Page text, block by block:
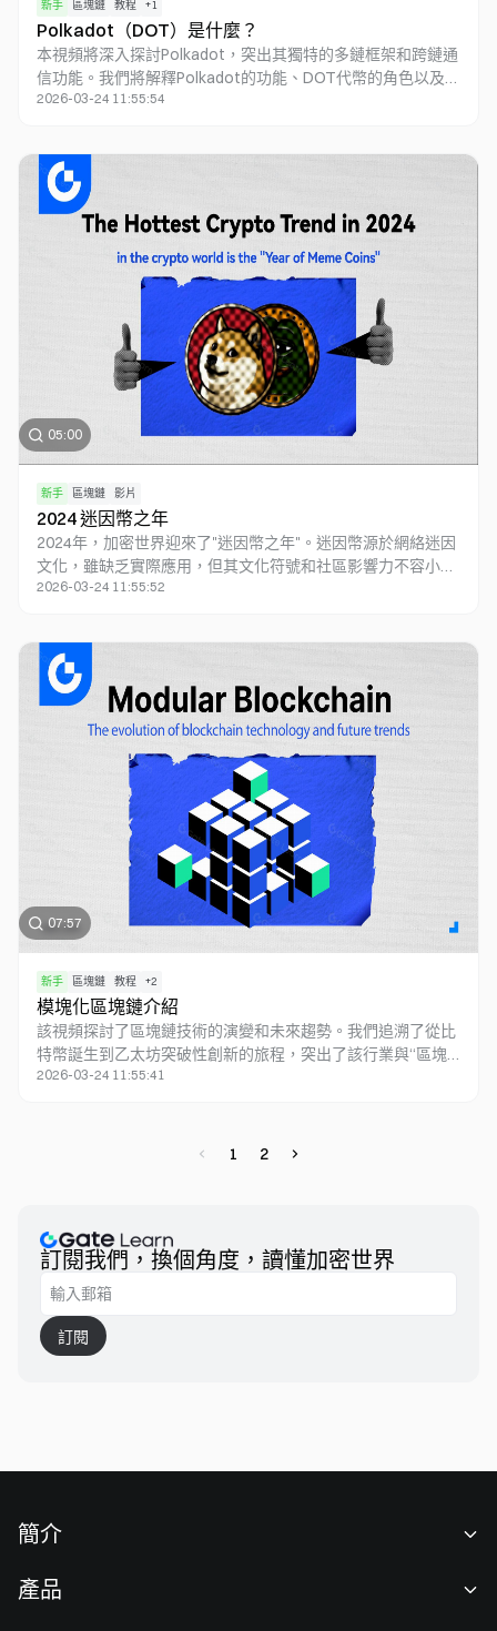
新手 區塊鏈 教程 +1
Polkadot（DOT）是什麼？
本視頻將深入探討Polkadot，突出其獨特的多鏈框架和跨鏈通
信功能。我們將解釋Polkadot的功能、DOT代幣的角色以及其
優點和缺點。我們還將討論Polkadot 2.0升級，特別是敏捷的
2026-03-24 11:55:54
05:00
新手 區塊鏈 影片
2024 迷因幣之年
2024年，加密世界迎來了"迷因幣之年"。迷因幣源於網絡迷因
文化，雖缺乏實際應用，但其文化符號和社區影響力不容小
覷。從柴犬到佩佩蛙，各種迷因文化紛紛演變為熱門幣種。迷
迷因幣表現亮眼，如WIF、BONK等。然而，迷因幣的高波動
性也帶來了巨大風險。它的崛起不僅引發了關於價值投資的深
思，也為加密市場注入了新的活力。
2026-03-24 11:55:52
07:57
新手 區塊鏈 教程 +2
模塊化區塊鏈介紹
該視頻探討了區塊鏈技術的演變和未來趨勢。我們追溯了從比
特幣誕生到乙太坊突破性創新的旅程，突出了該行業與“區塊
鏈三難困境”的鬥爭。引入模組化區塊鏈作為應對這一挑戰的
（DAS）等前沿技術。提供了對模組化區塊鏈優缺點的客觀分
2026-03-24 11:55:41
1 2
訂閱我們，換個角度，讀懂加密世界
訂閱
簡介
產品